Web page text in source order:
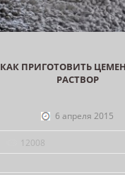
КАК ПРИГОТОВИТЬ
РАСТВОР
6 апреля 2015
12008